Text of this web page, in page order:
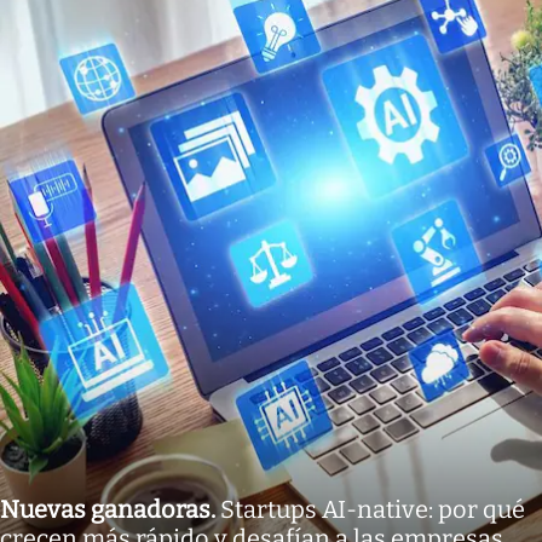
Nuevas ganadoras.Startups AI-native: por qué